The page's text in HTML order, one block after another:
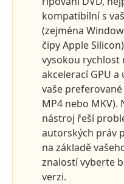
kompatibilní s
(zejména
čipy Apple
vysokou rychlost
akcelerací GPU
vaše
MP4 nebo MKV).
nástroj řeší
autorských práv
na základě
znalostí vyberte
verzi.